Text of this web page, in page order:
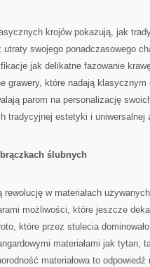
krojów pokazują, jak
utraty swojego ponadczasowego
jak delikatne fazowanie
grawery, które nadają
parom na personalizację
tradycyjnej estetyki i uniwersalnej
ślubnych
rewolucję w materiałach
możliwości, które jeszcze
które przez stulecia
materiałami jak tytan,
materiałowa to